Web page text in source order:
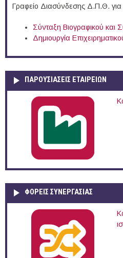
Γραφείο Διασύνδεσης Δ.Π.Θ. για
Σύνταξη Βιογραφικού και
Δημιουργία
ΠΑΡΟΥΣΙΆΣΕΙΣ ΕΤΑΙΡΕΙΏΝ
ΦΟΡΕΙΣ ΣΥΝΕΡΓΑΣΙΑΣ